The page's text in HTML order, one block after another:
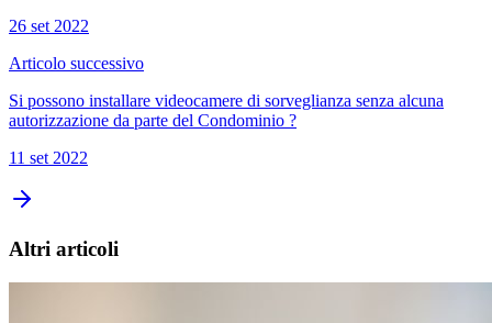
26 set 2022
Articolo successivo
Si possono installare videocamere di sorveglianza senza alcuna
autorizzazione da parte del Condominio ?
11 set 2022
Altri articoli